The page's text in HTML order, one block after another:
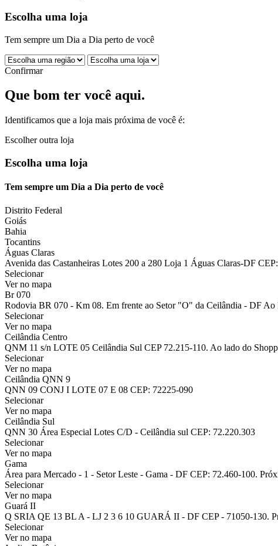
Escolha uma loja
Tem sempre um Dia a Dia perto de você
Confirmar
Que bom ter você aqui.
Identificamos que a loja mais próxima de você é:
Escolher outra loja
Escolha uma loja
Tem sempre um Dia a Dia perto de você
Distrito Federal
Goiás
Bahia
Tocantins
Águas Claras
Avenida das Castanheiras Lotes 200 a 280 Loja 1 Águas Claras-DF
Selecionar
Ver no mapa
Br 070
Rodovia BR 070 - Km 08. Em frente ao Setor "O" da Ceilândia - DF Ao
Selecionar
Ver no mapa
Ceilândia Centro
QNM 11 s/n LOTE 05 Ceilândia Sul CEP 72.215-110. Ao lado do
Selecionar
Ver no mapa
Ceilândia QNN 9
QNN 09 CONJ I LOTE 07 E 08 CEP: 72225-090
Selecionar
Ver no mapa
Ceilândia Sul
QNN 30 Área Especial Lotes C/D - Ceilândia sul CEP: 72.220.303
Selecionar
Ver no mapa
Gama
Área para Mercado - 1 - Setor Leste - Gama - DF CEP: 72.460-100.
Selecionar
Ver no mapa
Guará II
Q SRIA QE 13 BL A - LJ 2 3 6 10 GUARÁ II - DF CEP - 71050-130.
Selecionar
Ver no mapa